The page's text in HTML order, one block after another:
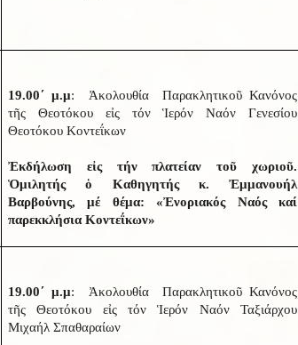
19.00΄ μ.μ: Ἀκολουθία Παρακλητικοῦ Κανόνος
τῆς Θεοτόκου εἰς τόν Ἱερόν Ναόν Γενεσίου
Θεοτόκου Κοντεΐκων
Ἐκδήλωση εἰς τήν πλατείαν τοῦ χωριοῦ.
Ὁμιλητής ὁ Καθηγητής κ. Ἐμμανουήλ
Βαρβούνης, μέ θέμα: «Ἐνοριακός Ναός καί
παρεκκλήσια Κοντεΐκων»
19.00΄ μ.μ: Ἀκολουθία Παρακλητικοῦ Κανόνος
τῆς Θεοτόκου εἰς τόν Ἱερόν Ναόν Ταξιάρχου
Μιχαήλ Σπαθαραίων